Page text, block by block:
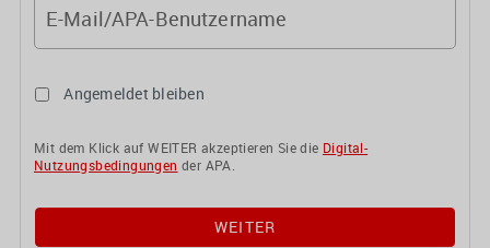
E-Mail/APA-Benutzername
Angemeldet bleiben
Mit dem Klick auf WEITER akzeptieren Sie die Digital-
Nutzungsbedingungen der APA.